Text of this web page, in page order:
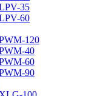
35
60
120
40
60
90